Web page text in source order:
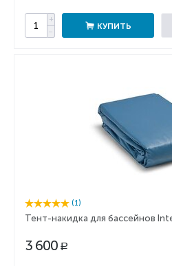
+
−
КУПИТЬ
(1)
Тент-накидка для бассейнов
3 600 Р